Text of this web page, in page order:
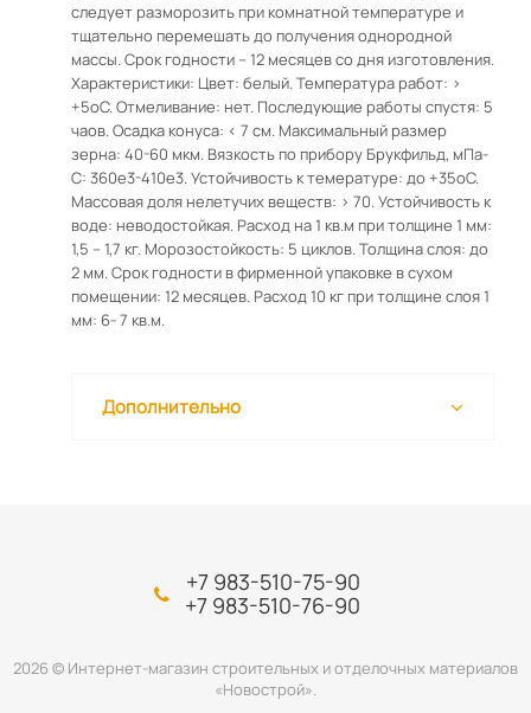
следует разморозить при комнатной температуре и
тщательно перемешать до получения однородной
массы. Срок годности – 12 месяцев со дня изготовления.
Характеристики: Цвет: белый. Температура работ: >
+5oС. Отмеливание: нет. Последующие работы спустя: 5
чаов. Осадка конуса: < 7 см. Максимальный размер
зерна: 40-60 мкм. Вязкость по прибору Брукфильд, мПа-
С: 360е3-410е3. Устойчивость к темературе: до +35oС.
Массовая доля нелетучих веществ: > 70. Устойчивость к
воде: неводостойкая. Расход на 1 кв.м при толщине 1 мм:
1,5 – 1,7 кг. Морозостойкость: 5 циклов. Толщина слоя: до
2 мм. Срок годности в фирменной упаковке в сухом
помещении: 12 месяцев. Расход 10 кг при толщине слоя 1
мм: 6- 7 кв.м.
Дополнительно
+7 983-510-75-90
+7 983-510-76-90
2026 © Интернет-магазин строительных и отделочных материалов
«Новострой».